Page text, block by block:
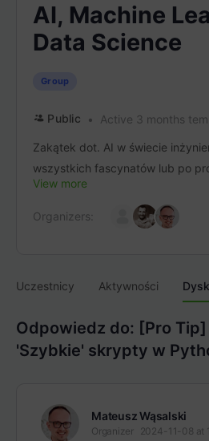
AI, Machine
Data Science
Group
Public Active 3 months
Zakątek dot. AI w świecie
wszystkich fascynatów lub po
View more
Organizers:
Uczestnicy Aktywności
Odpowiedz do: [Pro
'Szybkie' skrypty w
Mateusz Wąsalski
Organizer 2024-11-08 at